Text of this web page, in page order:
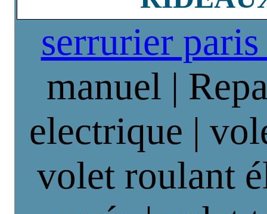
serrurier
manuel |
electrique |
volet roulant